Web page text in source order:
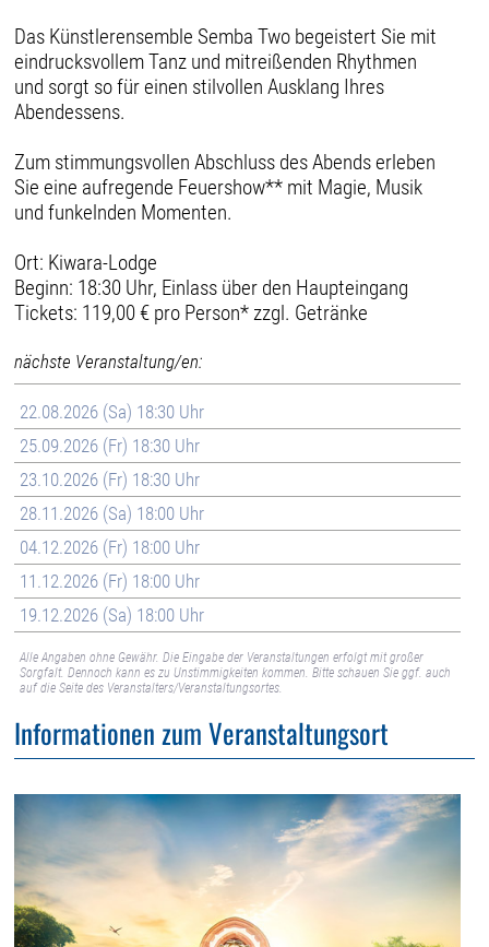
Das Künstlerensemble Semba Two begeistert Sie mit
eindrucksvollem Tanz und mitreißenden Rhythmen
und sorgt so für einen stilvollen Ausklang Ihres
Abendessens.
Zum stimmungsvollen Abschluss des Abends erleben
Sie eine aufregende Feuershow** mit Magie, Musik
und funkelnden Momenten.
Ort: Kiwara-Lodge
Beginn: 18:30 Uhr, Einlass über den Haupteingang
Tickets: 119,00 € pro Person* zzgl. Getränke
nächste Veranstaltung/en:
22.08.2026 (Sa) 18:30 Uhr
25.09.2026 (Fr) 18:30 Uhr
23.10.2026 (Fr) 18:30 Uhr
28.11.2026 (Sa) 18:00 Uhr
04.12.2026 (Fr) 18:00 Uhr
11.12.2026 (Fr) 18:00 Uhr
19.12.2026 (Sa) 18:00 Uhr
Alle Angaben ohne Gewähr. Die Eingabe der Veranstaltungen erfolgt mit großer
Sorgfalt. Dennoch kann es zu Unstimmigkeiten kommen. Bitte schauen Sie ggf. auch
auf die Seite des Veranstalters/Veranstaltungsortes.
Informationen zum Veranstaltungsort